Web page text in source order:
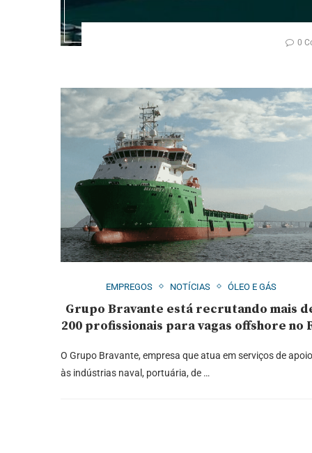
0
EMPREGOS NOTÍCIAS ÓLEO E GÁS
Grupo Bravante está recrutando mais
200 profissionais para vagas offshore no
O Grupo Bravante, empresa que atua em serviços de apoio
às indústrias naval, portuária, de …